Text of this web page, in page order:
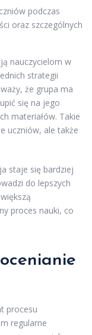
podczas
oraz szczególnych
nauczycielom w
strategii
że grupa ma
się na jego
materiałów. Takie
uczniów, ale także
staje się bardziej
do lepszych
proces nauki, co
procesu
regularne